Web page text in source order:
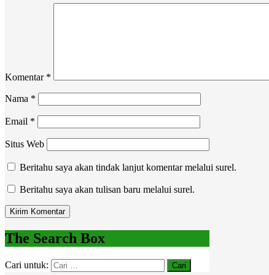
Komentar *
Nama *
Email *
Situs Web
Beritahu saya akan tindak lanjut komentar melalui surel.
Beritahu saya akan tulisan baru melalui surel.
The Search Box
Cari untuk: